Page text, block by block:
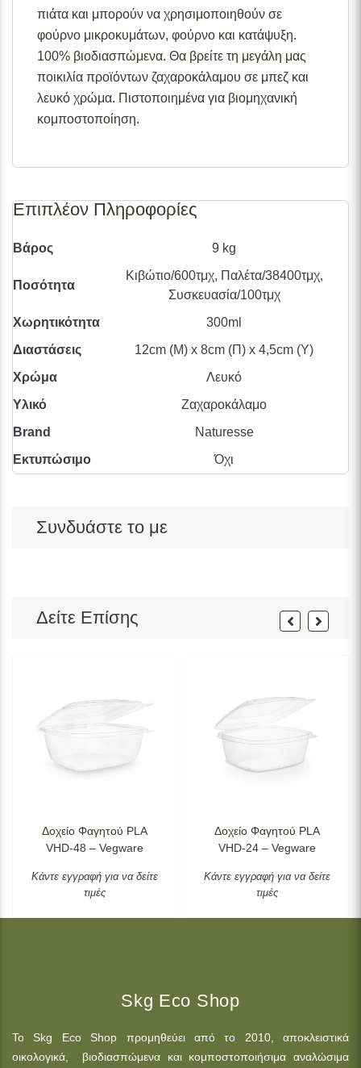
πιάτα και μπορούν να χρησιμοποιηθούν σε
φούρνο μικροκυμάτων, φούρνο και κατάψυξη.
100% βιοδιασπώμενα. Θα βρείτε τη μεγάλη μας
ποικιλία προϊόντων ζαχαροκάλαμου σε μπεζ και
λευκό χρώμα. Πιστοποιημένα για βιομηχανική
κομποστοποίηση.
Επιπλέον Πληροφορίες
Βάρος 9 kg
Ποσότητα
Κιβώτιο/600τμχ, Παλέτα/38400τμχ,
Συσκευασία/100τμχ
Χωρητικότητα
300ml
Διαστάσεις
12cm (Μ) x 8cm (Π) x 4,5cm (Υ)
Χρώμα
Λευκό
Υλικό
Ζαχαροκάλαμο
Brand
Naturesse
Εκτυπώσιμο
Όχι
Συνδυάστε το με
Δείτε Επίσης
Δοχείο Φαγητού PLA
VHD-48 – Vegware
Κάντε εγγραφή για να δείτε
τιμές
Δοχείο Φαγητού PLA
VHD-24 – Vegware
Κάντε εγγραφή για να δείτε
τιμές
Skg Eco Shop
Το Skg Eco Shop προμηθεύει από το 2010, αποκλειστικά
οικολογικά, βιοδιασπώμενα και κομποστοποιήσιμα αναλώσιμα